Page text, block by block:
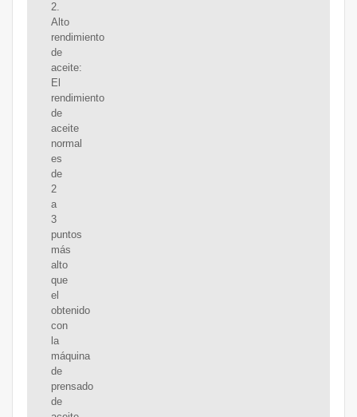
2.
Alto
rendimiento
de
aceite:
El
rendimiento
de
aceite
normal
es
de
2
a
3
puntos
más
alto
que
el
obtenido
con
la
máquina
de
prensado
de